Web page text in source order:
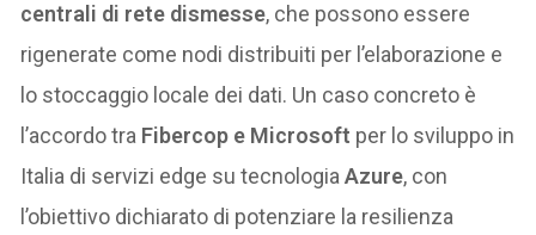
centrali di rete dismesse, che possono essere
rigenerate come nodi distribuiti per l’elaborazione e
lo stoccaggio locale dei dati. Un caso concreto è
l’accordo tra Fibercop e Microsoft per lo sviluppo in
Italia di servizi edge su tecnologiaAzure, con
l’obiettivo dichiarato di potenziare la resilienza